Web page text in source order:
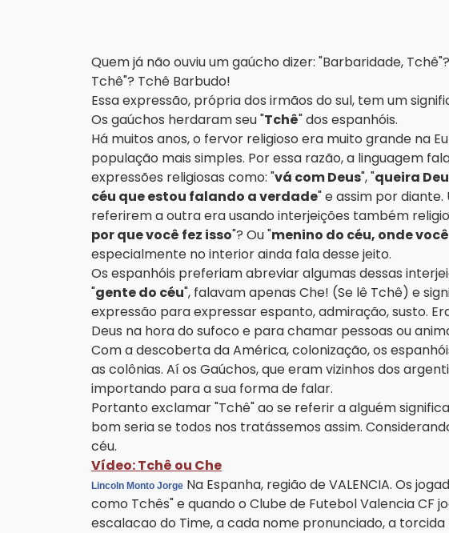
Quem já não ouviu um gaúcho dizer: "Barbaridade,
Tchê"? Tchê Barbudo!
Essa expressão, própria dos irmãos do sul, tem um
Os gaúchos herdaram seu "Tchê" dos espanhóis.
Há muitos anos, o fervor religioso era muito grande na
população mais simples. Por essa razão, a linguagem
expressões religiosas como: "vá com Deus", "queira
céu que estou falando a verdade" e assim por
referirem a outra era usando interjeições também
por que você fez isso"? Ou "menino do céu, onde
especialmente no interior ainda fala desse jeito.
Os espanhóis preferiam abreviar algumas dessas
"gente do céu", falavam apenas Che! (Se lê Tchê) e
expressão para expressar espanto, admiração, susto.
Deus na hora do sufoco e para chamar pessoas ou
Com a descoberta da América, colonização, os
as colônias. Aí os Gaúchos, que eram vizinhos dos
importando para a sua forma de falar.
Portanto exclamar "Tchê" ao se referir a alguém
bom seria se todos nos tratássemos assim.
céu.
Vídeo: Tchê ou Che
Lincoln Monto Jorge Na Espanha, região de VALENCIA. Os
como Tchês" e quando o Clube de Futebol Valencia CF
escalacao do Time, a cada nome pronunciado, a torcida